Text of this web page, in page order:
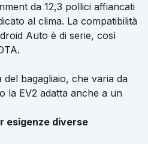
da 12,3 pollici affiancati
al clima. La compatibilità
Auto è di serie, così
bagagliaio, che varia da
la EV2 adatta anche a un
esigenze diverse